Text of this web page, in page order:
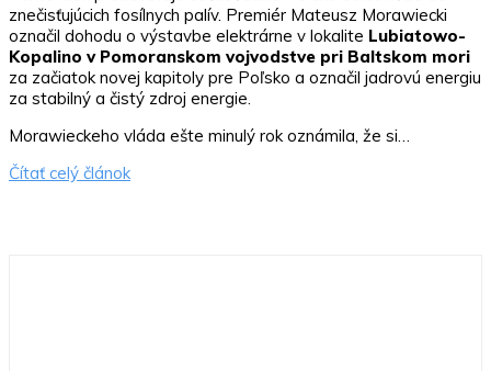
znečisťujúcich fosílnych palív. Premiér Mateusz Morawiecki
označil dohodu o výstavbe elektrárne v lokalite Lubiatowo-
Kopalino v Pomoranskom vojvodstve pri Baltskom mori
za začiatok novej kapitoly pre Poľsko a označil jadrovú energiu
za stabilný a čistý zdroj energie.
Morawieckeho vláda ešte minulý rok oznámila, že si…
Čítať celý článok